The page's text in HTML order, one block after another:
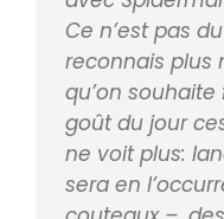
Ce n’est pas du
reconnais plus
qu’on
goûtdu jour
ne voit plus: lan
sera en